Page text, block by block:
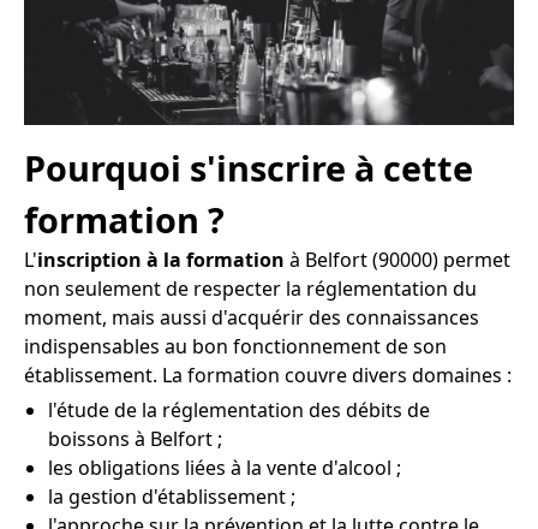
Pourquoi s'inscrire à cette
formation ?
L'inscription à la formation à Belfort (90000) permet
non seulement de respecter la réglementation du
moment, mais aussi d'acquérir des connaissances
indispensables au bon fonctionnement de son
établissement. La formation couvre divers domaines :
l'étude de la réglementation des débits de
boissons à Belfort ;
les obligations liées à la vente d'alcool ;
la gestion d'établissement ;